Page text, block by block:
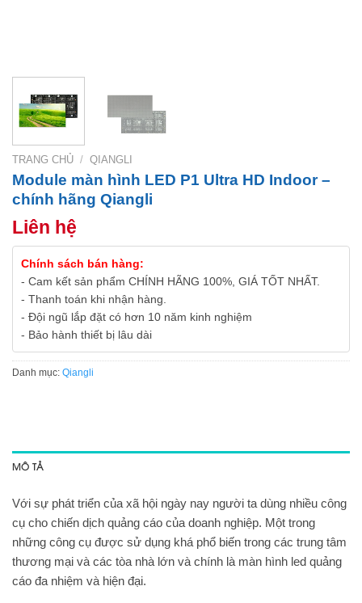
TRANG CHỦ / QIANGLI
Module màn hình LED P1 Ultra HD Indoor –
chính hãng Qiangli
Liên hệ
Chính sách bán hàng:
- Cam kết sản phẩm CHÍNH HÃNG 100%, GIÁ TỐT NHẤT.
- Thanh toán khi nhận hàng.
- Đội ngũ lắp đặt có hơn 10 năm kinh nghiệm
- Bảo hành thiết bị lâu dài
Danh mục: Qiangli
MÔ TẢ
Với sự phát triển của xã hội ngày nay người ta dùng nhiều công
cụ cho chiến dịch quảng cáo của doanh nghiệp. Một trong
những công cụ được sử dụng khá phổ biến trong các trung tâm
thương mại và các tòa nhà lớn và chính là màn hình led quảng
cáo đa nhiệm và hiện đại.